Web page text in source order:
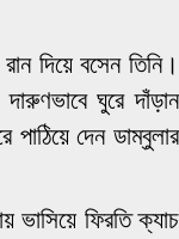
দিয়ে বসেন তিনি।
ঘুরে দাঁড়ান
দেন ডাম্বুলার
ফিরতি ক্যাচ